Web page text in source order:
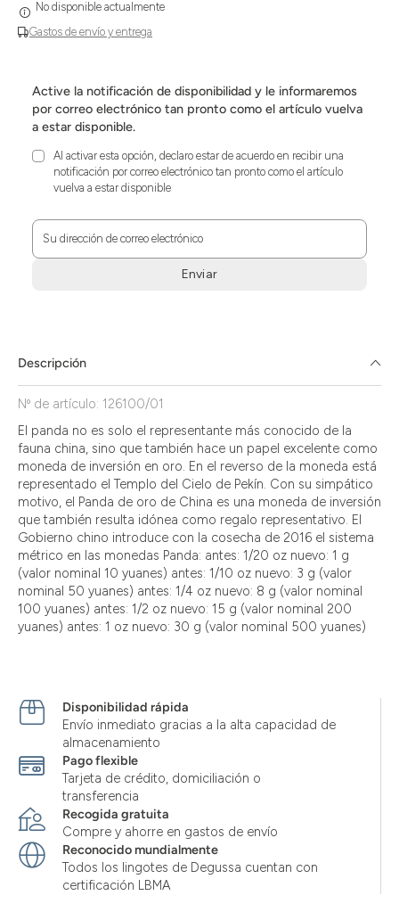
Gastos de envío y entrega
No disponible actualmente
Active la notificación de disponibilidad y le informaremos
por correo electrónico tan pronto como el artículo vuelva
a estar disponible.
Al activar esta opción, declaro estar de acuerdo en recibir una
notificación por correo electrónico tan pronto como el artículo
vuelva a estar disponible
Su dirección de correo electrónico
Enviar
die
Zustimmung
aktivieren.
Descripción
Nº de artículo: 126100/01
El panda no es solo el representante más conocido de la
fauna china, sino que también hace un papel excelente como
moneda de inversión en oro. En el reverso de la moneda está
representado el Templo del Cielo de Pekín. Con su simpático
motivo, el Panda de oro de China es una moneda de inversión
que también resulta idónea como regalo representativo. El
Gobierno chino introduce con la cosecha de 2016 el sistema
métrico en las monedas Panda: antes: 1/20 oz nuevo: 1 g
(valor nominal 10 yuanes) antes: 1/10 oz nuevo: 3 g (valor
nominal 50 yuanes) antes: 1/4 oz nuevo: 8 g (valor nominal
100 yuanes) antes: 1/2 oz nuevo: 15 g (valor nominal 200
yuanes) antes: 1 oz nuevo: 30 g (valor nominal 500 yuanes)
Disponibilidad rápida
Envío inmediato gracias a la alta capacidad de
almacenamiento
Pago flexible
Tarjeta de crédito, domiciliación o
transferencia
Recogida gratuita
Compre y ahorre en gastos de envío
Reconocido mundialmente
Todos los lingotes de Degussa cuentan con
certificación LBMA